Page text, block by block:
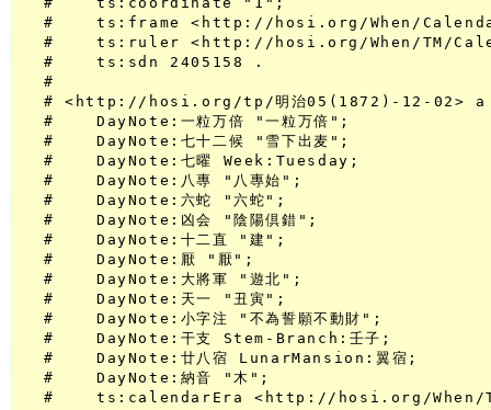
#    ts:frame <http://hosi.org/When/
#    ts:ruler <http://hosi.org/When/TM/
  #    ts:sdn 2405158 .
  #
# <http://hosi.org/tp/明治05(1872)-12-02>
  #    DayNote:一粒万倍 "一粒万倍";
  #    DayNote:七十二候 "雪下出麦";
  #    DayNote:七曜 Week:Tuesday;
  #    DayNote:八專 "八專始";
  #    DayNote:六蛇 "六蛇";
  #    DayNote:凶会 "陰陽倶錯";
  #    DayNote:十二直 "建";
  #    DayNote:厭 "厭";
  #    DayNote:大將軍 "遊北";
  #    DayNote:天一 "丑寅";
  #    DayNote:小字注 "不為誓願不動財";
  #    DayNote:干支 Stem-Branch:壬子;
  #    DayNote:廿八宿 LunarMansion:翼宿;
  #    DayNote:納音 "木";
#    ts:calendarEra <http://hosi.org/When/